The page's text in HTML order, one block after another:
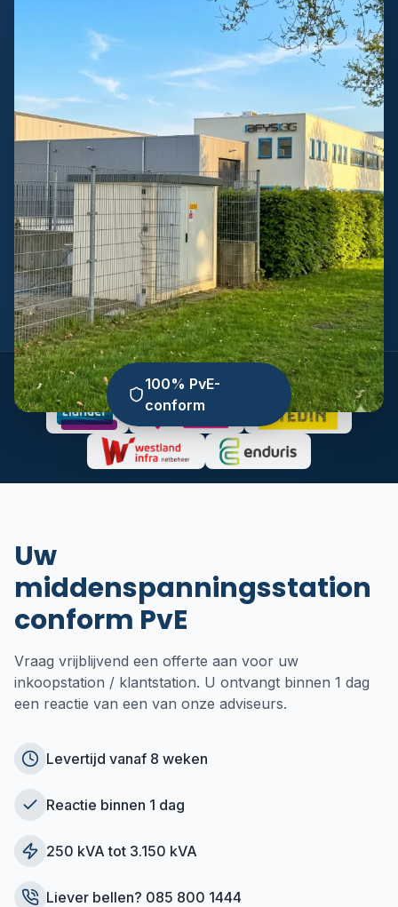
100% PvE-
conform
Ervaring met alle grote netbeheerders:
Uw
middenspanningsstation
conform PvE
Vraag vrijblijvend een offerte aan voor uw
inkoopstation / klantstation. U ontvangt binnen 1 dag
een reactie van een van onze adviseurs.
Levertijd vanaf 8 weken
Reactie binnen 1 dag
250 kVA tot 3.150 kVA
Liever bellen? 085 800 1444